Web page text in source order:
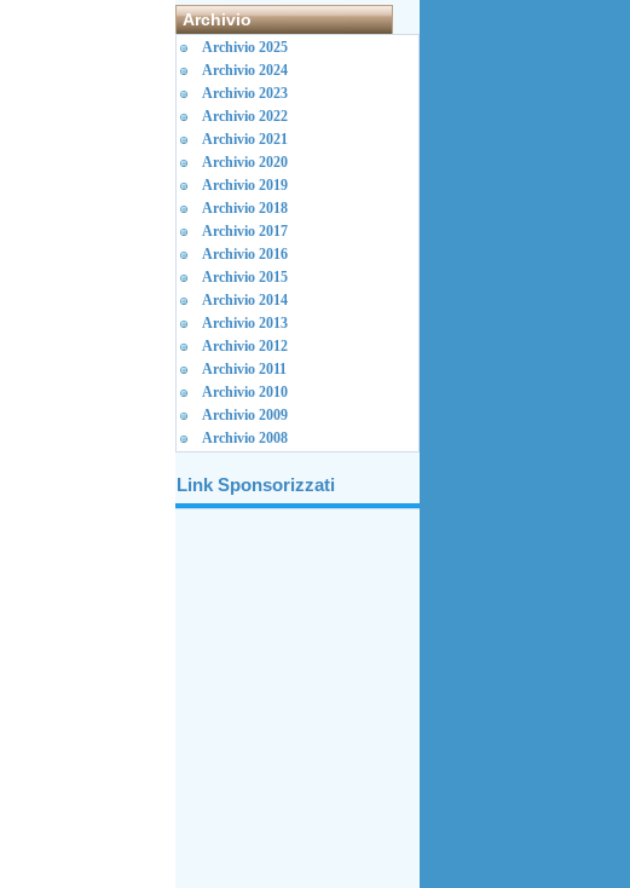
Archivio
Archivio 2025
Archivio 2024
Archivio 2023
Archivio 2022
Archivio 2021
Archivio 2020
Archivio 2019
Archivio 2018
Archivio 2017
Archivio 2016
Archivio 2015
Archivio 2014
Archivio 2013
Archivio 2012
Archivio 2011
Archivio 2010
Archivio 2009
Archivio 2008
Link Sponsorizzati